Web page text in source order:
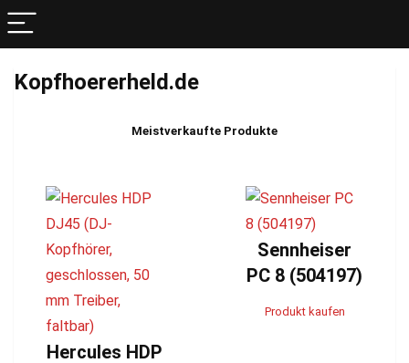
Kopfhoererheld.de
Meistverkaufte Produkte
Hercules HDP
Sennheiser
PC 8 (504197)
Produkt kaufen